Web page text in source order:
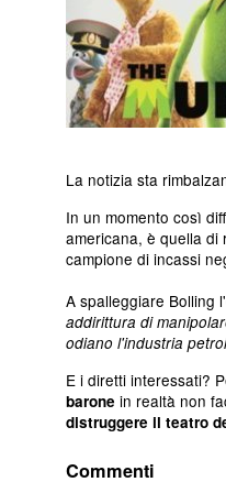
La notizia sta
In un momento così
americana, è quella di
campione di incassi
A spalleggiare Bolling
addirittura di
odiano l'industria
E i diretti interessati?
barone in realtà non
distruggere il teatro
Commenti